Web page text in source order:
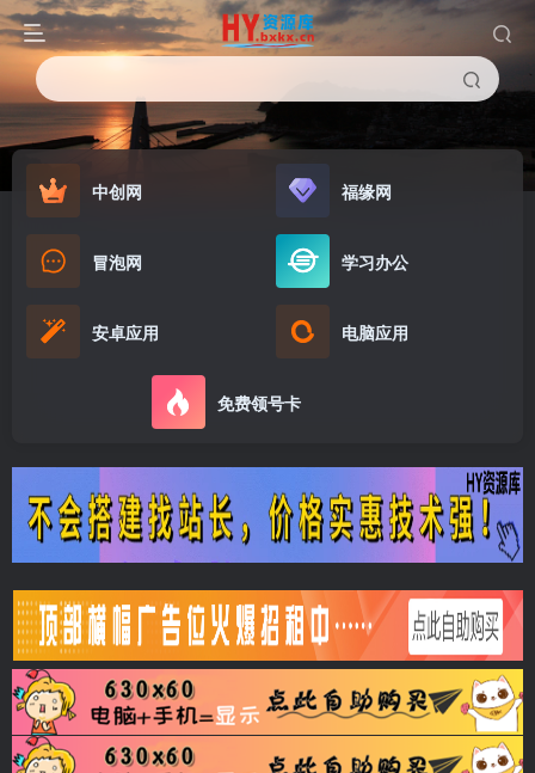
中创网 福缘网
冒泡网 学习办公
安卓应用 电脑应用
免费领号卡